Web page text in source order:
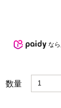
なら
数量